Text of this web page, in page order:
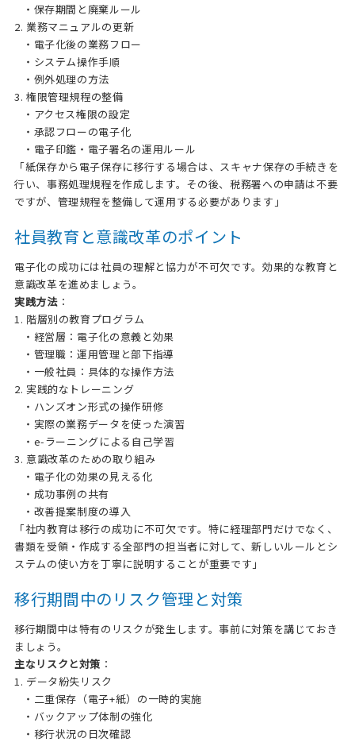
・保存期間と廃棄ルール
2. 業務マニュアルの更新
・電子化後の業務フロー
・システム操作手順
・例外処理の方法
3. 権限管理規程の整備
・アクセス権限の設定
・承認フローの電子化
・電子印鑑・電子署名の運用ルール
「紙保存から電子保存に移行する場合は、スキャナ保存の手続きを
行い、事務処理規程を作成します。その後、税務署への申請は不要
ですが、管理規程を整備して運用する必要があります」
社員教育と意識改革のポイント
電子化の成功には社員の理解と協力が不可欠です。効果的な教育と
意識改革を進めましょう。
実践方法：
1. 階層別の教育プログラム
・経営層：電子化の意義と効果
・管理職：運用管理と部下指導
・一般社員：具体的な操作方法
2. 実践的なトレーニング
・ハンズオン形式の操作研修
・実際の業務データを使った演習
・e-ラーニングによる自己学習
3. 意識改革のための取り組み
・電子化の効果の見える化
・成功事例の共有
・改善提案制度の導入
「社内教育は移行の成功に不可欠です。特に経理部門だけでなく、
書類を受領・作成する全部門の担当者に対して、新しいルールとシ
ステムの使い方を丁寧に説明することが重要です」
移行期間中のリスク管理と対策
移行期間中は特有のリスクが発生します。事前に対策を講じておき
ましょう。
主なリスクと対策 ：
1. データ紛失リスク
・二重保存（電子+紙）の一時的実施
・バックアップ体制の強化
・移行状況の日次確認